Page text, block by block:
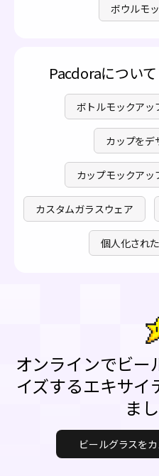
ボウルモ
Pacdoraについ
ボトルモックアッ
カップをデ
カップモックア
カスタムガラスウェア
個人化され
オンラインでビー
イズするエキサイ
ま
ビールグラスを